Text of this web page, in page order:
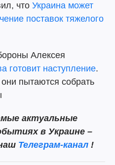
что Украина может
поставок тяжелого
Алексея
готовит наступление.
пытаются собрать
актуальные
в Украине –
Телеграм-канал !